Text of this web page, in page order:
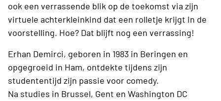
ook een verrassende blik op de toekomst via zijn
virtuele achterkleinkind dat een rolletje krijgt in de
voorstelling. Hoe? Dat blijft nog een verrassing!
Erhan Demirci, geboren in 1983 in Beringen en
opgegroeid in Ham, ontdekte tijdens zijn
studententijd zijn passie voor comedy.
Na studies in Brussel, Gent en Washington DC